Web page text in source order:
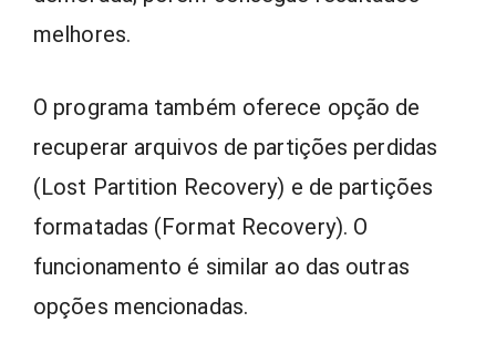
melhores.
O programa também oferece opção de
recuperar arquivos de partições perdidas
(Lost Partition Recovery) e de partições
formatadas (Format Recovery). O
funcionamento é similar ao das outras
opções mencionadas.